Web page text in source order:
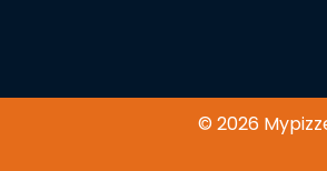
© 2026